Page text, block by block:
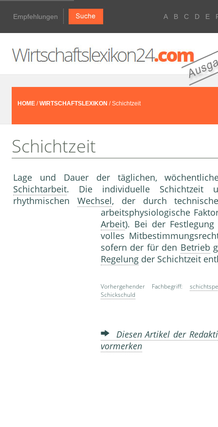
Empfehlungen A B C D E
HOME /WIRTSCHAFTSLEXIKON / Schichtzeit
Schichtzeit
Lage und Dauer der täglichen,
Schichtarbeit. Die individuelle Schichtzeit
rhythmischen Wechsel, der durch
arbeitsphysiologische
Arbeit). Bei der
volles
sofern der für den Betrieb
Regelung der Schichtzeit
Vorhergehender Fachbegriff:
Schickschuld
Diesen Artikel der
vormerken